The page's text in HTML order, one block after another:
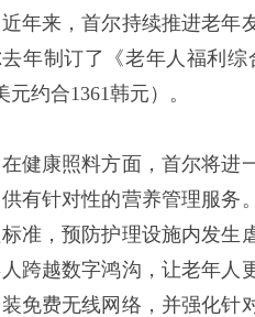
来，首尔持续推进老年友
年制订了《老年人福利综
元约合1361韩元）。
康照料方面，首尔将进一
有针对性的营养管理服务
准，预防护理设施内发生
跨越数字鸿沟，让老年人
免费无线网络，并强化针